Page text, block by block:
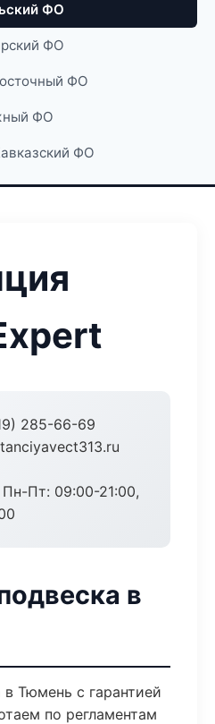
ФО
ФО
ФО
ФО
ФО
285-66-69
Пн-Пт: 09:00-21:00,
в
в Тюмень с гарантией
по регламентам